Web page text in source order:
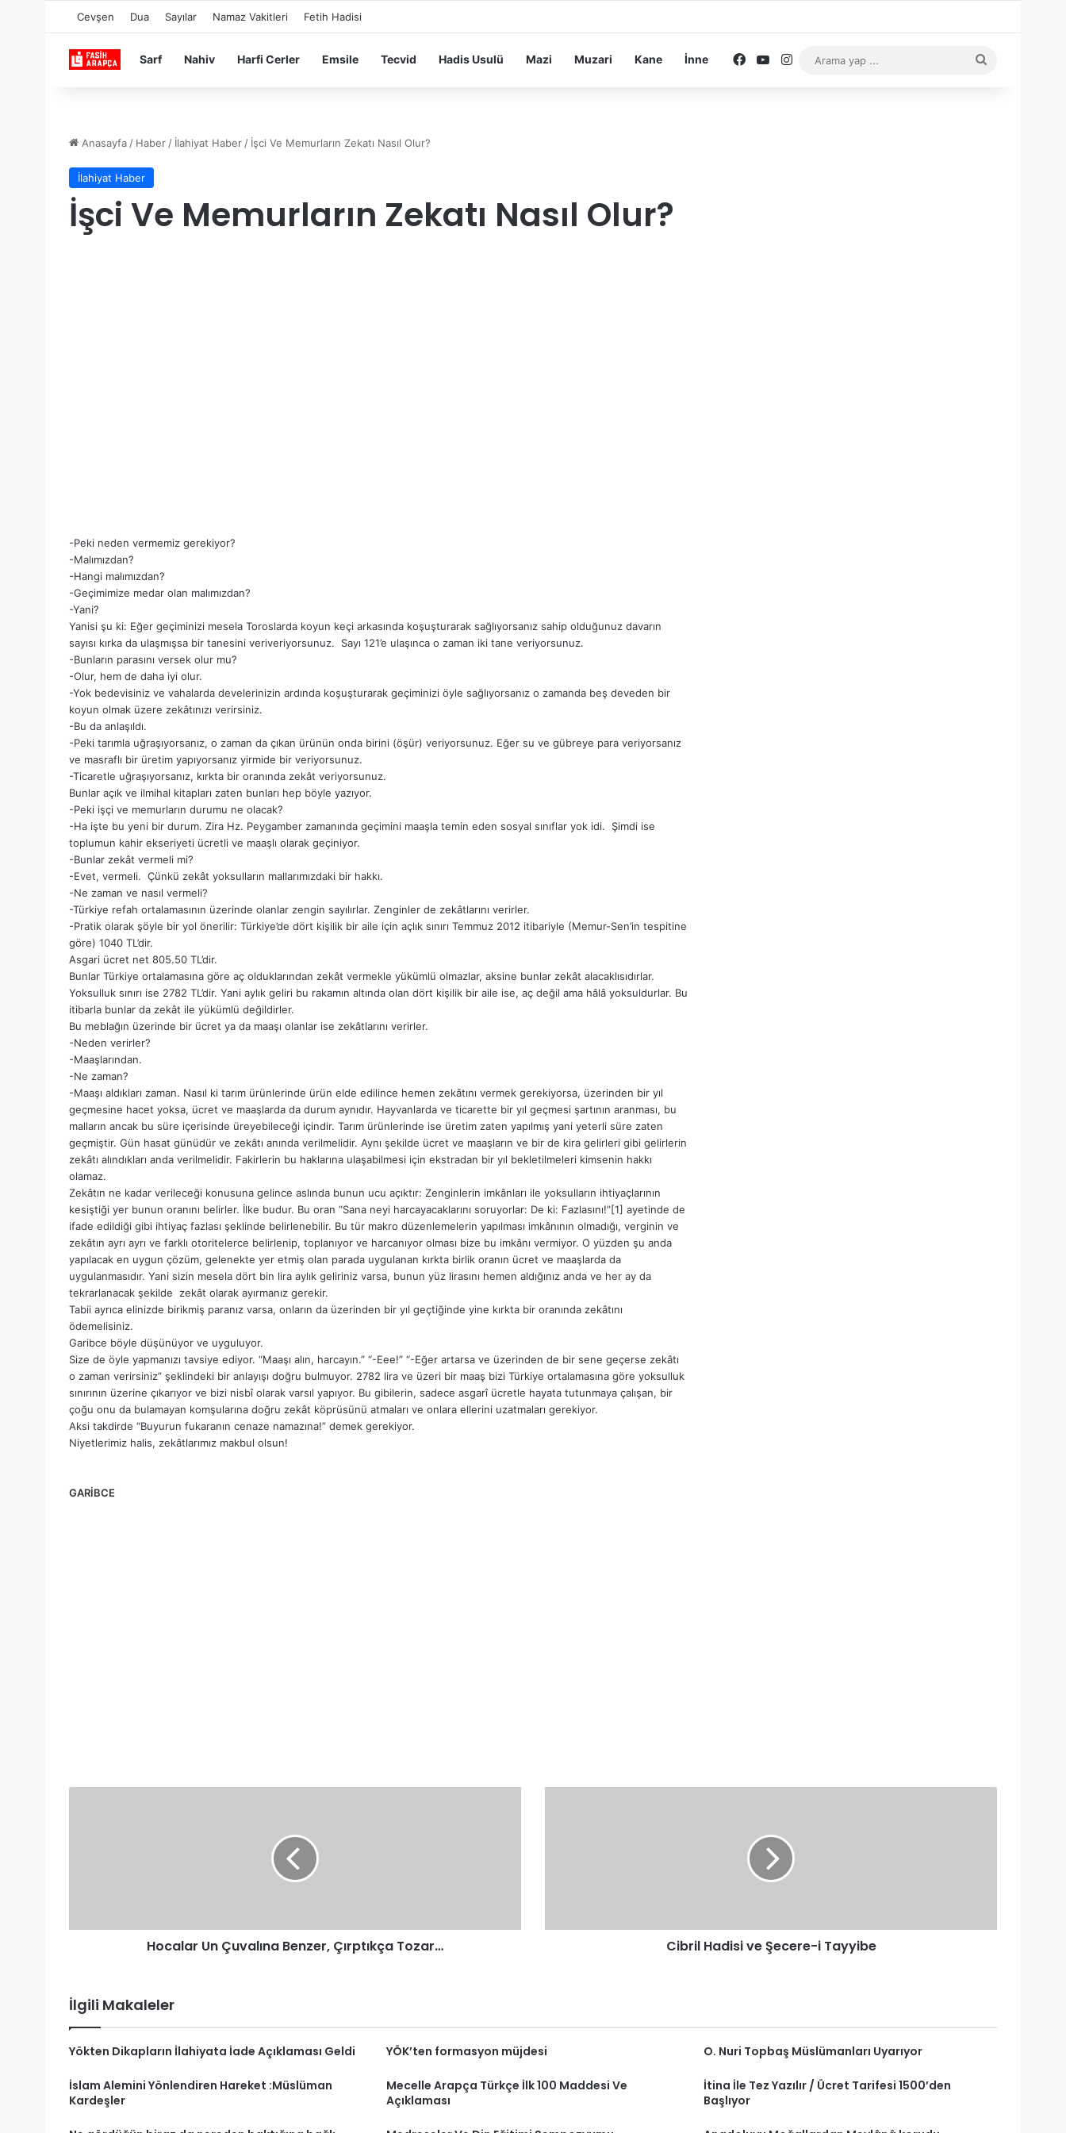
Cevşen Dua Sayılar Namaz Vakitleri Fetih Hadisi
Sarf Nahiv Harfi Cerler Emsile Tecvid Hadis Usulü Mazi Muzari Kane İnne Facebook
YouTube
Instagram
Anasayfa / Haber / İlahiyat Haber / İşci Ve Memurların Zekatı Nasıl Olur?
İlahiyat Haber
İşci Ve Memurların Zekatı Nasıl Olur?
-Peki neden vermemiz gerekiyor?
-Malımızdan?
-Hangi malımızdan?
-Geçimimize medar olan malımızdan?
-Yani?
Yanisi şu ki: Eğer geçiminizi mesela Toroslarda koyun keçi arkasında koşuşturarak sağlıyorsanız sahip olduğunuz davarın
sayısı kırka da ulaşmışsa bir tanesini veriveriyorsunuz. Sayı 121’e ulaşınca o zaman iki tane veriyorsunuz.
-Bunların parasını versek olur mu?
-Olur, hem de daha iyi olur.
-Yok bedevisiniz ve vahalarda develerinizin ardında koşuşturarak geçiminizi öyle sağlıyorsanız o zamanda beş deveden bir
koyun olmak üzere zekâtınızı verirsiniz.
-Bu da anlaşıldı.
-Peki tarımla uğraşıyorsanız, o zaman da çıkan ürünün onda birini (öşür) veriyorsunuz. Eğer su ve gübreye para veriyorsanız
ve masraflı bir üretim yapıyorsanız yirmide bir veriyorsunuz.
-Ticaretle uğraşıyorsanız, kırkta bir oranında zekât veriyorsunuz.
Bunlar açık ve ilmihal kitapları zaten bunları hep böyle yazıyor.
-Peki işçi ve memurların durumu ne olacak?
-Ha işte bu yeni bir durum. Zira Hz. Peygamber zamanında geçimini maaşla temin eden sosyal sınıflar yok idi. Şimdi ise
toplumun kahir ekseriyeti ücretli ve maaşlı olarak geçiniyor.
-Bunlar zekât vermeli mi?
-Evet, vermeli. Çünkü zekât yoksulların mallarımızdaki bir hakkı.
-Ne zaman ve nasıl vermeli?
-Türkiye refah ortalamasının üzerinde olanlar zengin sayılırlar. Zenginler de zekâtlarını verirler.
-Pratik olarak şöyle bir yol önerilir: Türkiye’de dört kişilik bir aile için açlık sınırı Temmuz 2012 itibariyle (Memur-Sen’in tespitine
göre) 1040 TL’dir.
Asgari ücret net 805.50 TL’dir.
Bunlar Türkiye ortalamasına göre aç olduklarından zekât vermekle yükümlü olmazlar, aksine bunlar zekât alacaklısıdırlar.
Yoksulluk sınırı ise 2782 TL’dir. Yani aylık geliri bu rakamın altında olan dört kişilik bir aile ise, aç değil ama hâlâ yoksuldurlar. Bu
itibarla bunlar da zekât ile yükümlü değildirler.
Bu meblağın üzerinde bir ücret ya da maaşı olanlar ise zekâtlarını verirler.
-Neden verirler?
-Maaşlarından.
-Ne zaman?
-Maaşı aldıkları zaman. Nasıl ki tarım ürünlerinde ürün elde edilince hemen zekâtını vermek gerekiyorsa, üzerinden bir yıl
geçmesine hacet yoksa, ücret ve maaşlarda da durum aynıdır. Hayvanlarda ve ticarette bir yıl geçmesi şartının aranması, bu
malların ancak bu süre içerisinde üreyebileceği içindir. Tarım ürünlerinde ise üretim zaten yapılmış yani yeterli süre zaten
geçmiştir. Gün hasat günüdür ve zekâtı anında verilmelidir. Aynı şekilde ücret ve maaşların ve bir de kira gelirleri gibi gelirlerin
zekâtı alındıkları anda verilmelidir. Fakirlerin bu haklarına ulaşabilmesi için ekstradan bir yıl bekletilmeleri kimsenin hakkı
olamaz.
Zekâtın ne kadar verileceği konusuna gelince aslında bunun ucu açıktır: Zenginlerin imkânları ile yoksulların ihtiyaçlarının
kesiştiği yer bunun oranını belirler. İlke budur. Bu oran “Sana neyi harcayacaklarını soruyorlar: De ki: Fazlasını!”[1] ayetinde de
ifade edildiği gibi ihtiyaç fazlası şeklinde belirlenebilir. Bu tür makro düzenlemelerin yapılması imkânının olmadığı, verginin ve
zekâtın ayrı ayrı ve farklı otoritelerce belirlenip, toplanıyor ve harcanıyor olması bize bu imkânı vermiyor. O yüzden şu anda
yapılacak en uygun çözüm, gelenekte yer etmiş olan parada uygulanan kırkta birlik oranın ücret ve maaşlarda da
uygulanmasıdır. Yani sizin mesela dört bin lira aylık geliriniz varsa, bunun yüz lirasını hemen aldığınız anda ve her ay da
tekrarlanacak şekilde zekât olarak ayırmanız gerekir.
Tabii ayrıca elinizde birikmiş paranız varsa, onların da üzerinden bir yıl geçtiğinde yine kırkta bir oranında zekâtını
ödemelisiniz.
Garibce böyle düşünüyor ve uyguluyor.
Size de öyle yapmanızı tavsiye ediyor. “Maaşı alın, harcayın.” “-Eee!” “-Eğer artarsa ve üzerinden de bir sene geçerse zekâtı
o zaman verirsiniz” şeklindeki bir anlayışı doğru bulmuyor. 2782 lira ve üzeri bir maaş bizi Türkiye ortalamasına göre yoksulluk
sınırının üzerine çıkarıyor ve bizi nisbî olarak varsıl yapıyor. Bu gibilerin, sadece asgarî ücretle hayata tutunmaya çalışan, bir
çoğu onu da bulamayan komşularına doğru zekât köprüsünü atmaları ve onlara ellerini uzatmaları gerekiyor.
Aksi takdirde “Buyurun fukaranın cenaze namazına!” demek gerekiyor.
Niyetlerimiz halis, zekâtlarımız makbul olsun!
GARİBCE
Hocalar Un Çuvalına Benzer, Çırptıkça Tozar… Cibril Hadisi ve Şecere-i Tayyibe
İlgili Makaleler
Yökten Dikapların İlahiyata İade Açıklaması Geldi YÖK’ten formasyon müjdesi O. Nuri Topbaş Müslümanları Uyarıyor
İslam Alemini Yönlendiren Hareket :Müslüman
Kardeşler
Mecelle Arapça Türkçe İlk 100 Maddesi Ve
Açıklaması
İtina İle Tez Yazılır / Ücret Tarifesi 1500’den
Başlıyor